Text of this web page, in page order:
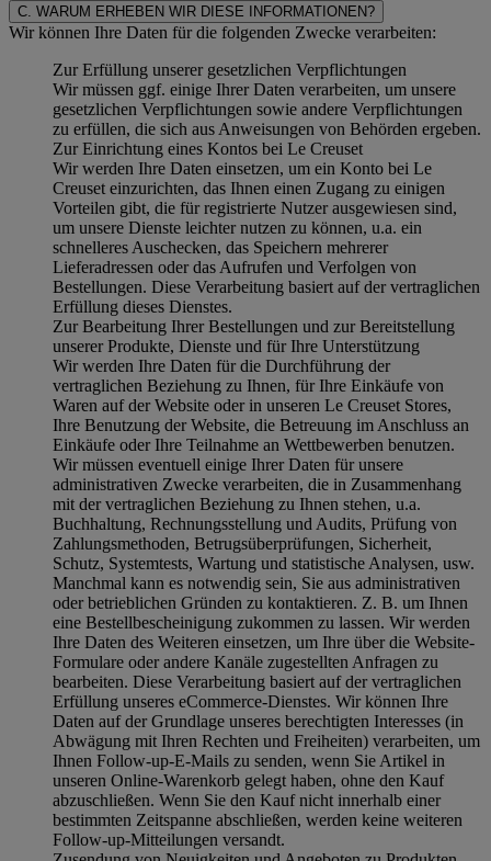
C. WARUM ERHEBEN WIR DIESE INFORMATIONEN?
Wir können Ihre Daten für die folgenden Zwecke verarbeiten:
Zur Erfüllung unserer gesetzlichen Verpflichtungen
Wir müssen ggf. einige Ihrer Daten verarbeiten, um unsere
gesetzlichen Verpflichtungen sowie andere Verpflichtungen
zu erfüllen, die sich aus Anweisungen von Behörden ergeben.
Zur Einrichtung eines Kontos bei Le Creuset
Wir werden Ihre Daten einsetzen, um ein Konto bei Le
Creuset einzurichten, das Ihnen einen Zugang zu einigen
Vorteilen gibt, die für registrierte Nutzer ausgewiesen sind,
um unsere Dienste leichter nutzen zu können, u.a. ein
schnelleres Auschecken, das Speichern mehrerer
Lieferadressen oder das Aufrufen und Verfolgen von
Bestellungen. Diese Verarbeitung basiert auf der vertraglichen
Erfüllung dieses Dienstes.
Zur Bearbeitung Ihrer Bestellungen und zur Bereitstellung
unserer Produkte, Dienste und für Ihre Unterstützung
Wir werden Ihre Daten für die Durchführung der
vertraglichen Beziehung zu Ihnen, für Ihre Einkäufe von
Waren auf der Website oder in unseren Le Creuset Stores,
Ihre Benutzung der Website, die Betreuung im Anschluss an
Einkäufe oder Ihre Teilnahme an Wettbewerben benutzen.
Wir müssen eventuell einige Ihrer Daten für unsere
administrativen Zwecke verarbeiten, die in Zusammenhang
mit der vertraglichen Beziehung zu Ihnen stehen, u.a.
Buchhaltung, Rechnungsstellung und Audits, Prüfung von
Zahlungsmethoden, Betrugsüberprüfungen, Sicherheit,
Schutz, Systemtests, Wartung und statistische Analysen, usw.
Manchmal kann es notwendig sein, Sie aus administrativen
oder betrieblichen Gründen zu kontaktieren. Z. B. um Ihnen
eine Bestellbescheinigung zukommen zu lassen. Wir werden
Ihre Daten des Weiteren einsetzen, um Ihre über die Website-
Formulare oder andere Kanäle zugestellten Anfragen zu
bearbeiten. Diese Verarbeitung basiert auf der vertraglichen
Erfüllung unseres eCommerce-Dienstes. Wir können Ihre
Daten auf der Grundlage unseres berechtigten Interesses (in
Abwägung mit Ihren Rechten und Freiheiten) verarbeiten, um
Ihnen Follow-up-E-Mails zu senden, wenn Sie Artikel in
unseren Online-Warenkorb gelegt haben, ohne den Kauf
abzuschließen. Wenn Sie den Kauf nicht innerhalb einer
bestimmten Zeitspanne abschließen, werden keine weiteren
Follow-up-Mitteilungen versandt.